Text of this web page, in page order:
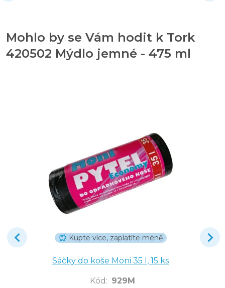
Mohlo by se Vám hodit k Tork
420502 Mýdlo jemné - 475 ml
Kupte více, zaplatíte méně
Sáčky do koše Moni 35 l, 15 ks
Kód : 929M